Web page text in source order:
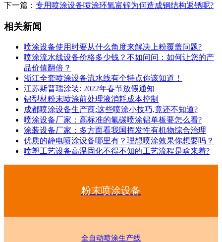
下一篇： 专用喷涂设备喷涂环氧富锌为何造成钢结构返锈呢?
相关新闻
喷涂设备使用时要从什么角度来解决上粉覆盖问题?
喷涂流水线设备价格多少钱？不如问问：如何让您的产
品价值翻倍？
浙江全套喷涂设备流水线有个特点你该知道！
江苏斯普瑞涂装: 2022年春节放假通知
铝型材粉末喷涂前处理液消耗成本控制
成都喷涂设备生产商:这些喷涂小技巧,竟还不知道?
喷涂设备厂家：高标准的氟碳喷涂铝单板要怎么看?
涂装设备厂家：多方面看我国挥发性有机物综合治理
优质的静电喷涂设备哪里有？理想喷涂效果你想要吗？
喷塑工艺设备高温固化不得不知的工艺流程是啥来着?
粉末喷涂设备
全自动喷涂生产线